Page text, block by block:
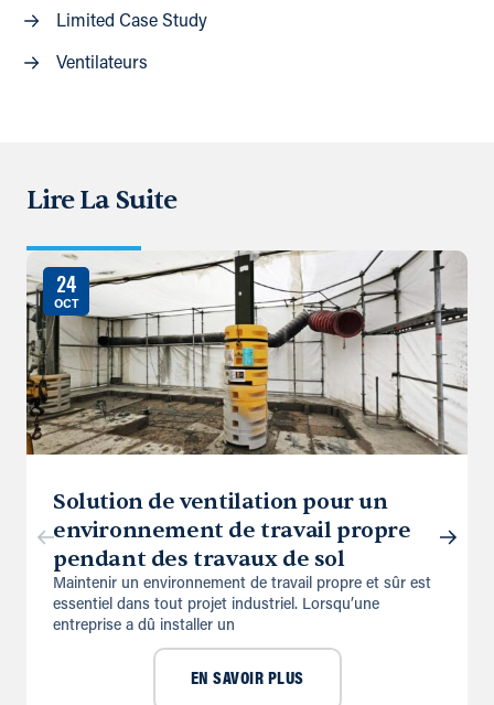
Limited Case Study
Ventilateurs
Lire La Suite
24
OCT
Solution de ventilation pour un
environnement de travail propre
pendant des travaux de sol
Maintenir un environnement de travail propre et sûr est
essentiel dans tout projet industriel. Lorsqu’une
entreprise a dû installer un
EN SAVOIR PLUS